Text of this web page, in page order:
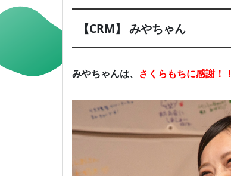
【CRM】 みやちゃん
みやちゃんは、 さくらもちに感謝！！